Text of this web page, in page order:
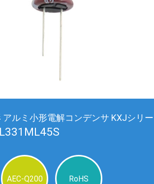
ルミ小形電解コンデンサ KXJシリ
AEC-Q200 RoHS